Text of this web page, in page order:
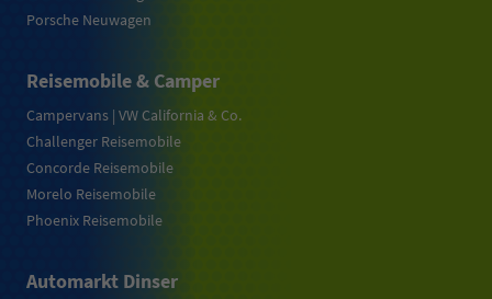
Porsche Neuwagen
Reisemobile & Camper
Campervans | VW California & Co.
Challenger Reisemobile
Concorde Reisemobile
Morelo Reisemobile
Phoenix Reisemobile
Automarkt Dinser